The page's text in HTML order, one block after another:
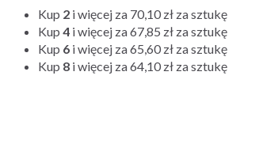
Kup 2 i więcej za 70,10 zł za sztukę
Kup4 i więcej za67,85 zł za sztukę
Kup 6 i więcej za65,60 zł za sztukę
Kup 8 i więcej za64,10 zł za sztukę